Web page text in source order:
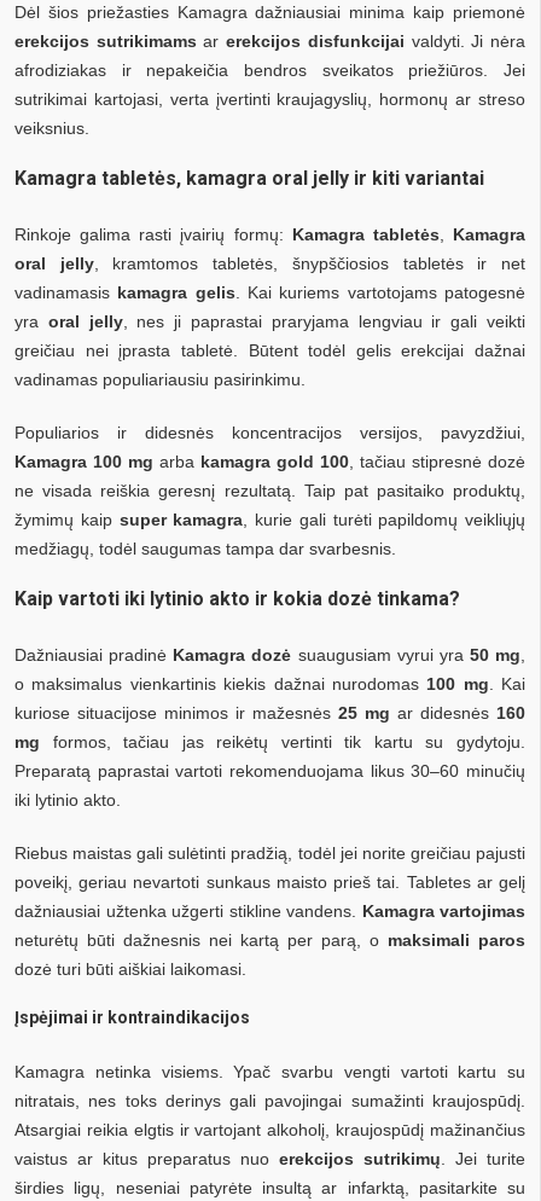
Dėl šios priežasties Kamagra dažniausiai minima kaip priemonė
erekcijos sutrikimams arerekcijos disfunkcijai valdyti. Ji nėra
afrodiziakas ir nepakeičia bendros sveikatos priežiūros. Jei
sutrikimai kartojasi, verta įvertinti kraujagyslių, hormonų ar streso
veiksnius.
Kamagra tabletės, kamagra oral jelly ir kiti variantai
Rinkoje galima rasti įvairių formų: Kamagra tabletės
Kamagra
oral jelly, kramtomos tabletės, šnypščiosios tabletės ir net
vadinamasis kamagra gelis . Kai kuriems vartotojams patogesnė
yra oral jelly, nes ji paprastai praryjama lengviau ir gali veikti
greičiau nei įprasta tabletė. Būtent todėl gelis erekcijai dažnai
vadinamas populiariausiu pasirinkimu.
Populiarios ir didesnės koncentracijos versijos, pavyzdžiui,
Kamagra 100 mg arba kamagra gold 100 , tačiau stipresnė dozė
ne visada reiškia geresnį rezultatą. Taip pat pasitaiko produktų,
žymimų kaip super kamagra , kurie gali turėti papildomų veikliųjų
medžiagų, todėl saugumas tampa dar svarbesnis.
Kaip vartoti iki lytinio akto ir kokia dozė tinkama?
Dažniausiai pradinė Kamagra dozė suaugusiam vyrui yra 50 mg
o maksimalus vienkartinis kiekis dažnai nurodomas 100 mg . Kai
kuriose situacijose minimos ir mažesnės 25 mg ar didesnės 160
mg formos, tačiau jas reikėtų vertinti tik kartu su gydytoju.
Preparatą paprastai vartoti rekomenduojama likus 30–60 minučių
iki lytinio akto.
Riebus maistas gali sulėtinti pradžią, todėl jei norite greičiau pajusti
poveikį, geriau nevartoti sunkaus maisto prieš tai. Tabletes ar gelį
dažniausiai užtenka užgerti stikline vandens. Kamagra vartojimas
neturėtų būti dažnesnis nei kartą per parą, o maksimali paros
dozė turi būti aiškiai laikomasi.
Įspėjimai ir kontraindikacijos
Kamagra netinka visiems. Ypač svarbu vengti vartoti kartu su
nitratais, nes toks derinys gali pavojingai sumažinti kraujospūdį.
Atsargiai reikia elgtis ir vartojant alkoholį, kraujospūdį mažinančius
vaistus ar kitus preparatus nuo erekcijos sutrikimų . Jei turite
širdies ligų, neseniai patyrėte insultą ar infarktą, pasitarkite su